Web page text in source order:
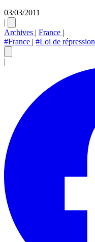
03/03/2011
|
Archives | France |
#France | #Loi de répression
|